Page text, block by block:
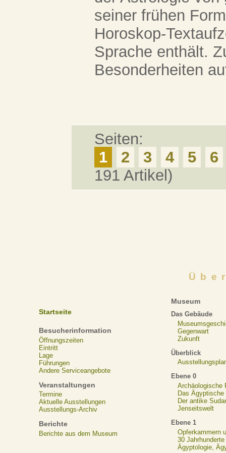
seiner frühen
Horoskop-
Sprache enthält.
Besonderheiten
Seiten:
1
2 3 4 5
6
191 Artikel)
Startseite
Besucherinformation
Öffnungszeiten
Eintritt
Lage
Führungen
Andere Serviceangebote
Veranstaltungen
Termine
Aktuelle Ausstellungen
Ausstellungs-Archiv
Berichte
Berichte aus dem Museum
Museum
Das Gebäude
Gegenwart
Zukunft
Überblick
Ebene 0
Archäologische
Das Ägyptische
Der antike
Jenseitswelt
Ebene 1
Opferkammern
30
Ägyptologie,